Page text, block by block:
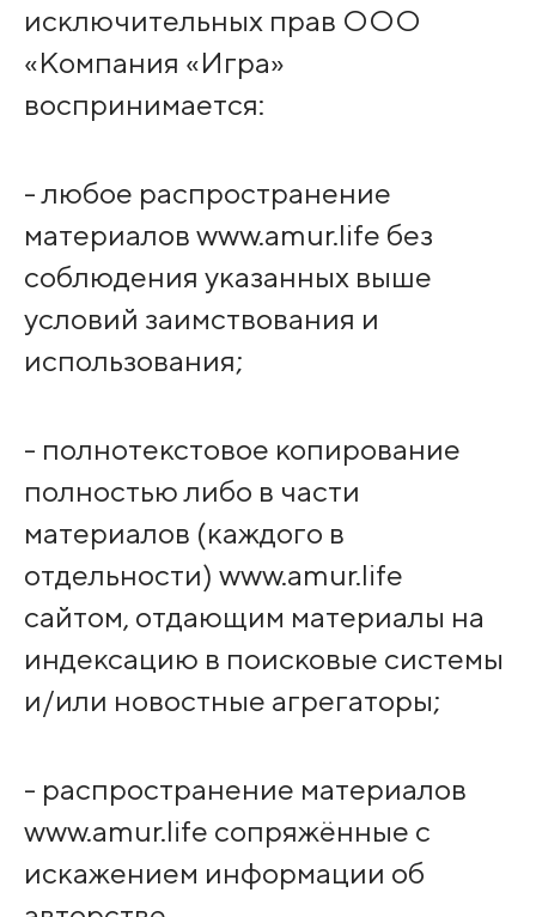
исключительных прав ООО
«Компания «Игра»
воспринимается:
- любое распространение
материалов www.amur.life без
соблюдения указанных выше
условий заимствования и
использования;
- полнотекстовое копирование
полностью либо в части
материалов (каждого в
отдельности) www.amur.life
сайтом, отдающим материалы на
индексацию в поисковые системы
и/или новостные агрегаторы;
- распространение материалов
www.amur.life сопряжённые с
искажением информации об